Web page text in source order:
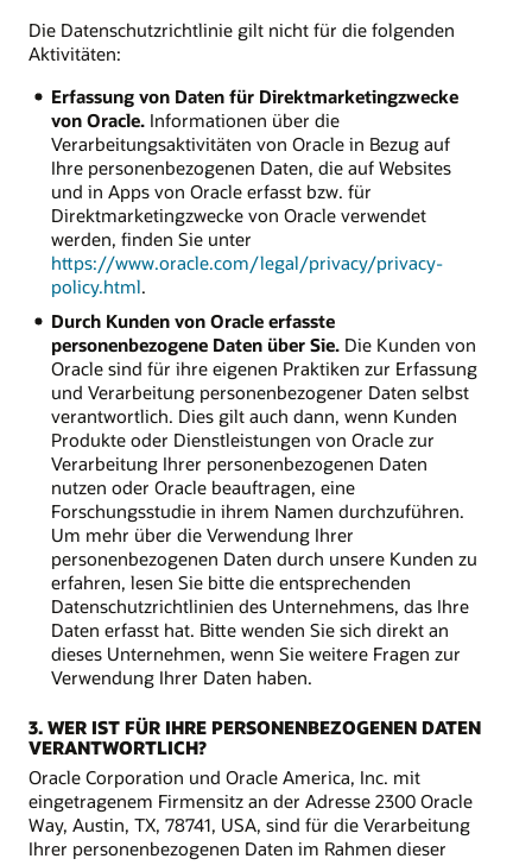
Die Datenschutzrichtlinie gilt nicht für die folgenden
Aktivitäten:
Erfassung von Daten für Direktmarketingzwecke
von Oracle.Informationen über die
Verarbeitungsaktivitäten von Oracle in Bezug auf
Ihre personenbezogenen Daten, die auf Websites
und in Apps von Oracle erfasst bzw. für
Direktmarketingzwecke von Oracle verwendet
werden, finden Sie unter
https://www.oracle.com/legal/privacy/privacy-
policy.html.
Durch Kunden von Oracle erfasste
personenbezogene Daten über Sie.Die Kunden von
Oracle sind für ihre eigenen Praktiken zur Erfassung
und Verarbeitung personenbezogener Daten selbst
verantwortlich. Dies gilt auch dann, wenn Kunden
Produkte oder Dienstleistungen von Oracle zur
Verarbeitung Ihrer personenbezogenen Daten
nutzen oder Oracle beauftragen, eine
Forschungsstudie in ihrem Namen durchzuführen.
Um mehr über die Verwendung Ihrer
personenbezogenen Daten durch unsere Kunden zu
erfahren, lesen Sie bitte die entsprechenden
Datenschutzrichtlinien des Unternehmens, das Ihre
Daten erfasst hat. Bitte wenden Sie sich direkt an
dieses Unternehmen, wenn Sie weitere Fragen zur
Verwendung Ihrer Daten haben.
3. WER IST FÜR IHRE PERSONENBEZOGENEN DATEN
VERANTWORTLICH?
Oracle Corporation und Oracle America, Inc. mit
eingetragenem Firmensitz an der Adresse 2300 Oracle
Way, Austin, TX, 78741, USA, sind für die Verarbeitung
Ihrer personenbezogenen Daten im Rahmen dieser